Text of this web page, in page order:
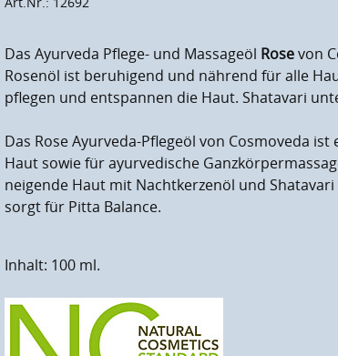
Das Ayurveda Pflege- und Massageöl Rosevon
Rosenöl ist beruhigend und nährend für alle
pflegen und entspannen die Haut. Shatavari
Das Rose Ayurveda-Pflegeöl von Cosmoveda
Haut sowie für ayurvedische
neigende Haut mit Nachtkerzenöl und
sorgt für Pitta Balance.
Inhalt: 100 ml.